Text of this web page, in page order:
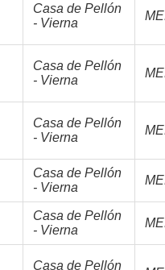
Casa de Pellón
- Vierna
Casa de Pellón
- Vierna
Casa de Pellón
- Vierna
Casa de Pellón
- Vierna
Casa de Pellón
- Vierna
Casa de Pellón